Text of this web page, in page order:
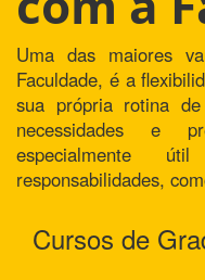
Uma das maiores
Faculdade, é a
sua própria rotina
necessidades e
especialmente
responsabilidades,
Cursos de